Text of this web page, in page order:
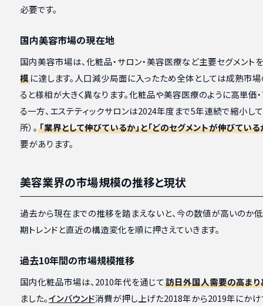
必要です。
国内美容市場の現在地
国内美容市場は、化粧品・サロン・美容医療など主要セグメント
模に達します。人口減少局面に入ったため全体としては成熟市
ると様相が大きく異なります。化粧品や美容医療のように高単
る一方、エステティックサロンは2024年度まで5年連続で縮小し
所）。 「業界として伸びているか」と「どのセグメントが伸びてい
要があります。
美容業界の市場規模の推移と現状
過去から現在までの推移を踏まえないと、今の数値が高いのか
期トレンドと直近の構造変化を順に押さえていきます。
過去10年間の市場規模推移
国内化粧品市場は、2010年代を通じて訪日外国人需要の高ま
ました。インバウンド消費が押し上げた2018年から2019年にか